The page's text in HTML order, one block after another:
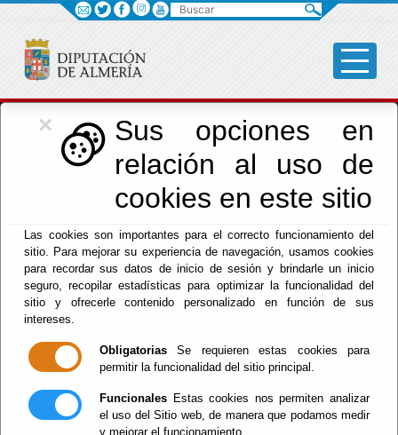
×
Sus opciones en
relación al uso de
cookies en este sitio
Las cookies son importantes para el correcto funcionamiento del
sitio. Para mejorar su experiencia de navegación, usamos cookies
para recordar sus datos de inicio de sesión y brindarle un inicio
seguro, recopilar estadísticas para optimizar la funcionalidad del
sitio y ofrecerle contenido personalizado en función de sus
intereses.
Obligatorias Se requieren estas cookies para
permitir la funcionalidad del sitio principal.
Funcionales Estas cookies nos permiten analizar
el uso del Sitio web, de manera que podamos medir
y mejorar el funcionamiento.
Cultura, Cine e
Identidad Almeriense
Menú Cultura
Inicio -Cultura y Cine - FICAL 2023 - CICLO
'ALMERÍA, TIERRA DE CORTOMETRAJES'
FICAL 2023 -
CICLO 'ALMERÍA,
Buscar